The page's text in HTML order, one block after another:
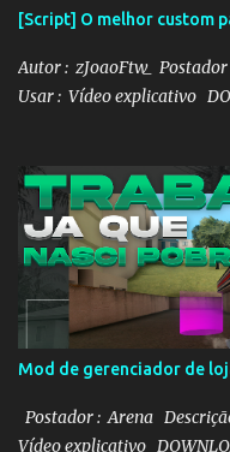
[Script] O melhor custom
Autor : zJoaoFtw_
Usar : Vídeo explicativo
Mod de gerenciador de
Postador : Arena
Vídeo explicativo